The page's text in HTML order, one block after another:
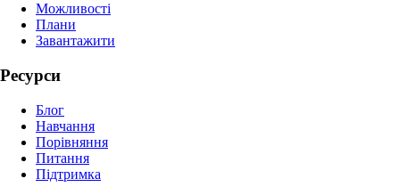
Можливості
Плани
Завантажити
Ресурси
Блог
Навчання
Порівняння
Питання
Підтримка